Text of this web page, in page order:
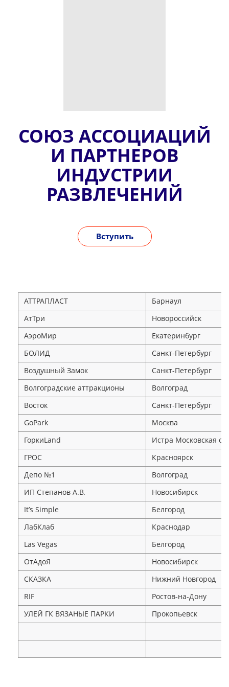
СОЮЗ АССОЦИАЦИЙ
И ПАРТНЕРОВ
ИНДУСТРИИ
РАЗВЛЕЧЕНИЙ
Вступить
АТТРАПЛАСТ
Барнаул
АтТри
Новороссийск
АэроМир
Екатеринбург
БОЛИД
Санкт-Петербург
Воздушный Замок
Санкт-Петербург
Волгоградские аттракционы
Волгоград
Восток
Санкт-Петербург
GoPark
Москва
ГоркиLand
Истра Московская
ГРОС
Красноярск
Депо №1
Волгоград
ИП Степанов А.В.
Новосибирск
It’s Simple
Белгород
ЛабКлаб
Краснодар
Las Vegas
Белгород
ОтАдоЯ
Новосибирск
СКАЗКА
Нижний Новгород
RIF
Ростов-на-Дону
УЛЕЙ ГК ВЯЗАНЫЕ ПАРКИ
Прокопьевск